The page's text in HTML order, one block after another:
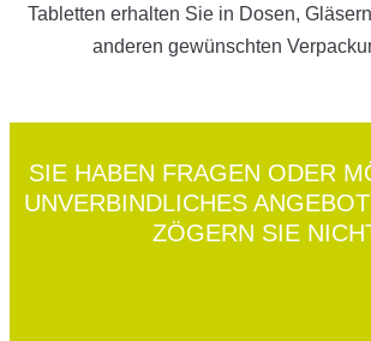
Tabletten erhalten Sie in Dosen,
anderen gewünschten
SIE HABEN FRAGEN ODER
UNVERBINDLICHES
ZÖGERN SIE